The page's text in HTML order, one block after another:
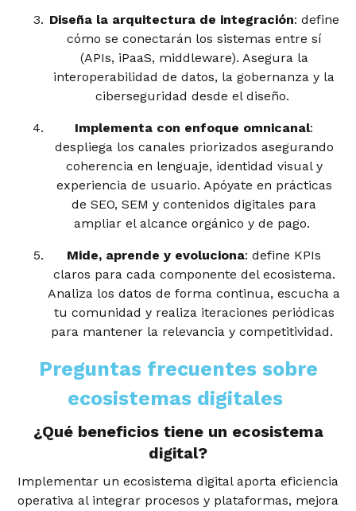
Diseña la arquitectura de integración: define
cómo se conectarán los sistemas entre sí
(APIs, iPaaS, middleware). Asegura la
interoperabilidad de datos, la gobernanza y la
ciberseguridad desde el diseño.
Implementa con enfoque omnicanal:
despliega los canales priorizados asegurando
coherencia en lenguaje, identidad visual y
experiencia de usuario. Apóyate en prácticas
de SEO, SEM y contenidos digitales para
ampliar el alcance orgánico y de pago.
Mide, aprende y evoluciona: define KPIs
claros para cada componente del ecosistema.
Analiza los datos de forma continua, escucha a
tu comunidad y realiza iteraciones periódicas
para mantener la relevancia y competitividad.
Preguntas frecuentes sobre
ecosistemas digitales
¿Qué beneficios tiene un ecosistema
digital?
Implementar un ecosistema digital aporta eficiencia
operativa al integrar procesos y plataformas, mejora